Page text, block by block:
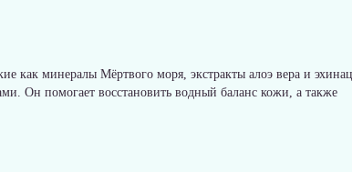
как минералы Мёртвого моря, экстракты алоэ вера и
Он помогает восстановить водный баланс кожи, а также